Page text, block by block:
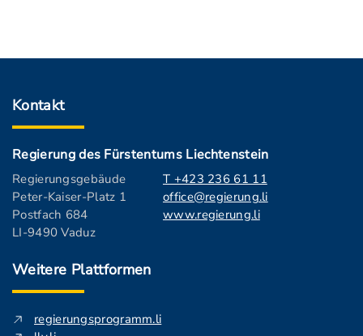
Kontakt
Regierung des Fürstentums Liechtenstein
Regierungsgebäude
Peter-Kaiser-Platz 1
Postfach 684
LI-9490 Vaduz
T +423 236 61 11
office@regierung.li
www.regierung.li
Weitere Plattformen
regierungsprogramm.li